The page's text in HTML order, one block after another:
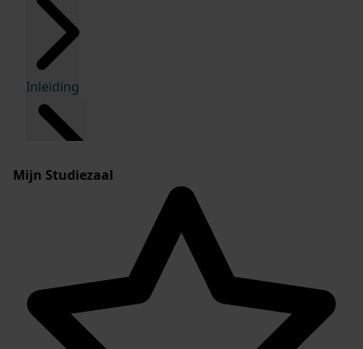
Inleiding
Mijn Studiezaal